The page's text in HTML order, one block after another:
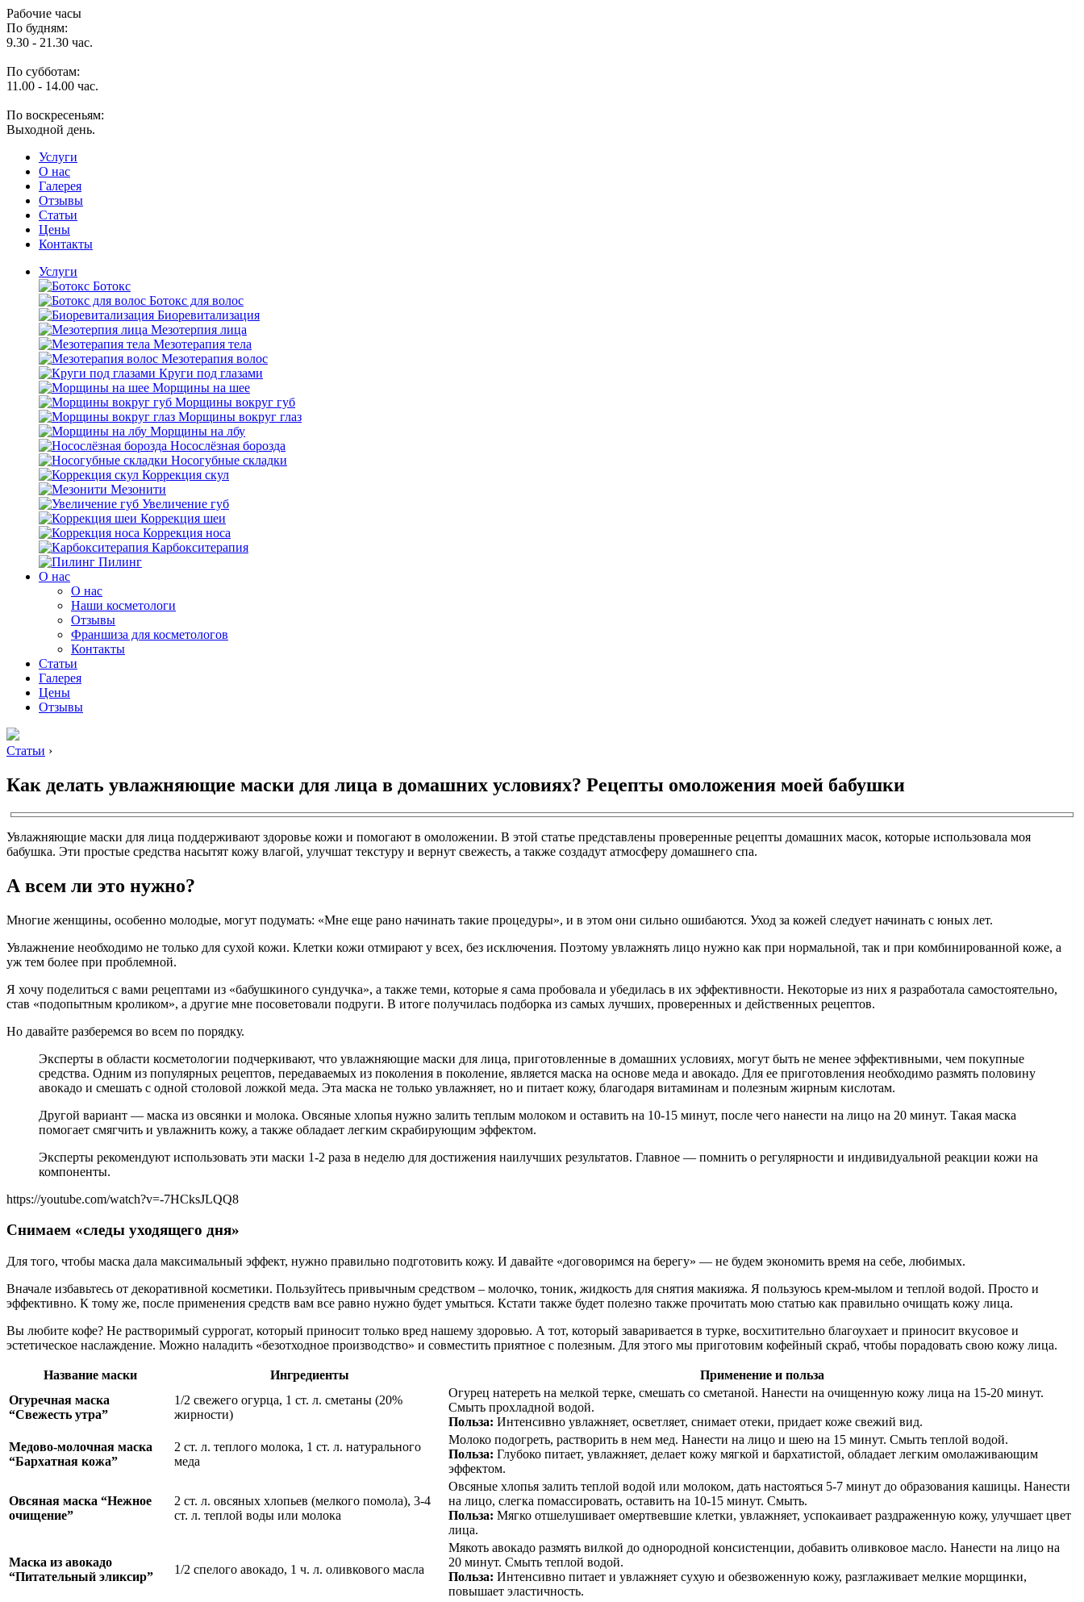
Рабочие часы
По будням:
9.30 - 21.30 час.
По субботам:
11.00 - 14.00 час.
По воскресеньям:
Выходной день.
Услуги
O нас
Галерея
Отзывы
Статьи
Цены
Контакты
Услуги
Ботокс
Ботокс для волос
Биоревитализация
Мезотерпия лица
Мезотерапия тела
Мезотерапия волос
Круги под глазами
Морщины на шее
Морщины вокруг губ
Морщины вокруг глаз
Морщины на лбу
Носослёзная борозда
Носогубные складки
Коррекция скул
Мезонити
Увеличение губ
Коррекция шеи
Коррекция носа
Карбокситерапия
Пилинг
O нас
O нас
Наши косметологи
Отзывы
Франшиза для косметологов
Контакты
Статьи
Галерея
Цены
Отзывы
Статьи ›
Как делать увлажняющие маски для лица в домашних условиях? Рецепты омоложения моей бабушки
Увлажняющие маски для лица поддерживают здоровье кожи и помогают в омоложении. В этой статье представлены проверенные рецепты домашних масок, которые использовала моя
бабушка. Эти простые средства насытят кожу влагой, улучшат текстуру и вернут свежесть, а также создадут атмосферу домашнего спа.
А всем ли это нужно?
Многие женщины, особенно молодые, могут подумать: «Мне еще рано начинать такие процедуры», и в этом они сильно ошибаются. Уход за кожей следует начинать с юных лет.
Увлажнение необходимо не только для сухой кожи. Клетки кожи отмирают у всех, без исключения. Поэтому увлажнять лицо нужно как при нормальной, так и при комбинированной коже, а
уж тем более при проблемной.
Я хочу поделиться с вами рецептами из «бабушкиного сундучка», а также теми, которые я сама пробовала и убедилась в их эффективности. Некоторые из них я разработала самостоятельно,
став «подопытным кроликом», а другие мне посоветовали подруги. В итоге получилась подборка из самых лучших, проверенных и действенных рецептов.
Но давайте разберемся во всем по порядку.
Эксперты в области косметологии подчеркивают, что увлажняющие маски для лица, приготовленные в домашних условиях, могут быть не менее эффективными, чем покупные
средства. Одним из популярных рецептов, передаваемых из поколения в поколение, является маска на основе меда и авокадо. Для ее приготовления необходимо размять половину
авокадо и смешать с одной столовой ложкой меда. Эта маска не только увлажняет, но и питает кожу, благодаря витаминам и полезным жирным кислотам.
Другой вариант — маска из овсянки и молока. Овсяные хлопья нужно залить теплым молоком и оставить на 10-15 минут, после чего нанести на лицо на 20 минут. Такая маска
помогает смягчить и увлажнить кожу, а также обладает легким скрабирующим эффектом.
Эксперты рекомендуют использовать эти маски 1-2 раза в неделю для достижения наилучших результатов. Главное — помнить о регулярности и индивидуальной реакции кожи на
компоненты.
https://youtube.com/watch?v=-7HCksJLQQ8
Снимаем «следы уходящего дня»
Для того, чтобы маска дала максимальный эффект, нужно правильно подготовить кожу. И давайте «договоримся на берегу» — не будем экономить время на себе, любимых.
Вначале избавьтесь от декоративной косметики. Пользуйтесь привычным средством – молочко, тоник, жидкость для снятия макияжа. Я пользуюсь крем-мылом и теплой водой. Просто и
эффективно. К тому же, после применения средств вам все равно нужно будет умыться. Кстати также будет полезно также прочитать мою статью как правильно очищать кожу лица.
Вы любите кофе? Не растворимый суррогат, который приносит только вред нашему здоровью. А тот, который заваривается в турке, восхитительно благоухает и приносит вкусовое и
эстетическое наслаждение. Можно наладить «безотходное производство» и совместить приятное с полезным. Для этого мы приготовим кофейный скраб, чтобы порадовать свою кожу лица.
Название маски Ингредиенты
Применение и польза
Огуречная маска
“Свежесть утра”
1/2 свежего огурца, 1 ст. л. сметаны (20%
жирности)
Огурец натереть на мелкой терке, смешать со сметаной. Нанести на очищенную кожу лица на 15-20 минут.
Смыть прохладной водой.
Польза: Интенсивно увлажняет, осветляет, снимает отеки, придает коже свежий вид.
Медово-молочная маска
“Бархатная кожа”
2 ст. л. теплого молока, 1 ст. л. натурального
меда
Молоко подогреть, растворить в нем мед. Нанести на лицо и шею на 15 минут. Смыть теплой водой.
Польза: Глубоко питает, увлажняет, делает кожу мягкой и бархатистой, обладает легким омолаживающим
эффектом.
Овсяная маска “Нежное
очищение”
2 ст. л. овсяных хлопьев (мелкого помола), 3-4
ст. л. теплой воды или молока
Овсяные хлопья залить теплой водой или молоком, дать настояться 5-7 минут до образования кашицы. Нанести
на лицо, слегка помассировать, оставить на 10-15 минут. Смыть.
Польза: Мягко отшелушивает омертвевшие клетки, увлажняет, успокаивает раздраженную кожу, улучшает цвет
лица.
Маска из авокадо
“Питательный эликсир”
1/2 спелого авокадо, 1 ч. л. оливкового масла
Мякоть авокадо размять вилкой до однородной консистенции, добавить оливковое масло. Нанести на лицо на
20 минут. Смыть теплой водой.
Польза: Интенсивно питает и увлажняет сухую и обезвоженную кожу, разглаживает мелкие морщинки,
повышает эластичность.